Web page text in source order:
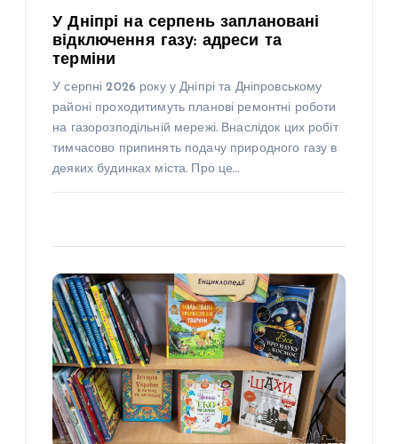
У Дніпрі на серпень заплановані
відключення газу: адреси та
терміни
У серпні 2026 року у Дніпрі та Дніпровському
районі проходитимуть планові ремонтні роботи
на газорозподільній мережі. Внаслідок цих робіт
тимчасово припинять подачу природного газу в
деяких будинках міста. Про це…